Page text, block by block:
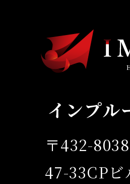
インプル
〒432-
47-33CPビ